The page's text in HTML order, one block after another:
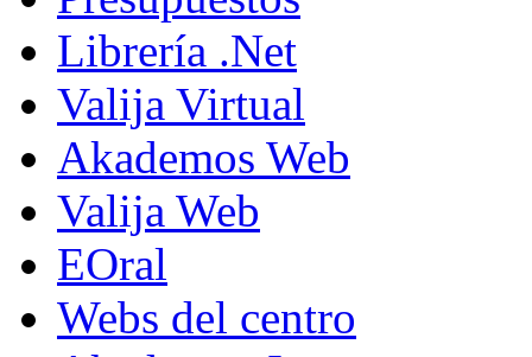
Librería .Net
Valija Virtual
Akademos Web
Valija Web
EOral
Webs del centro